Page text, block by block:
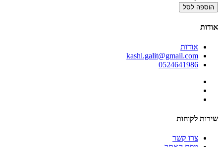
הוספה לסל
אודות
אודות
kashi.galit@gmail.com
0524641986
שירות לקוחות
צרו קשר